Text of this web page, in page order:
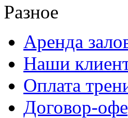
Разное
Аренда
Наши
Оплата
Договор-